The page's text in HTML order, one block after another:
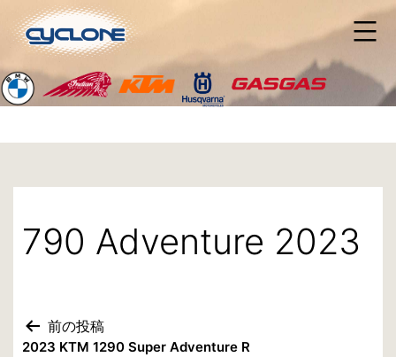
ン
ン
ツ
790 Adventure 2023
投前の投稿
2023 KTM 1290 Super Adventure R